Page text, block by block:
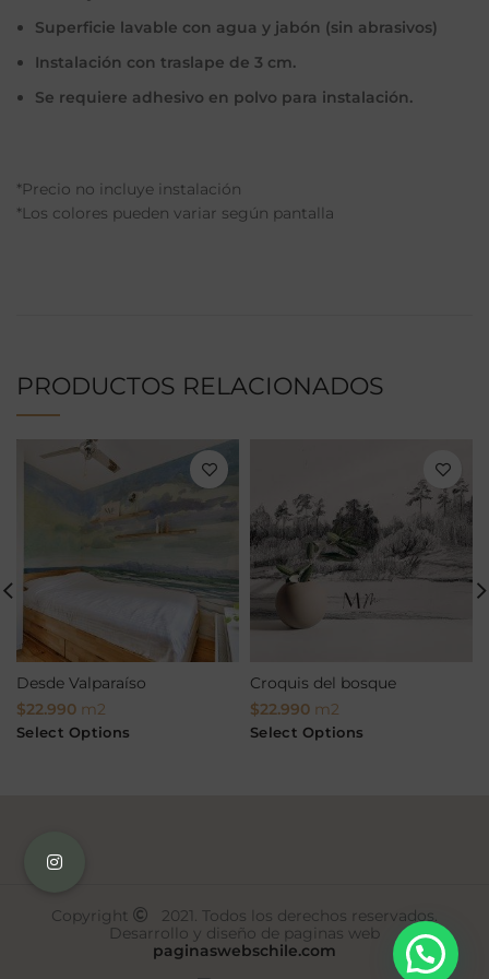
Superficie lavable con agua y jabón (sin abrasivos)
Instalación con traslape de 3 cm.
Se requiere adhesivo en polvo para instalación.
*Precio no incluye instalación
*Los colores pueden variar según pantalla
PRODUCTOS RELACIONADOS
Desde Valparaíso
$22.990 m2
Select Options
Croquis del bosque
$22.990 m2
Select Options
Copyright
2021. Todos los derechos reservados.
Desarrollo y diseño de paginas web
paginaswebschile.com